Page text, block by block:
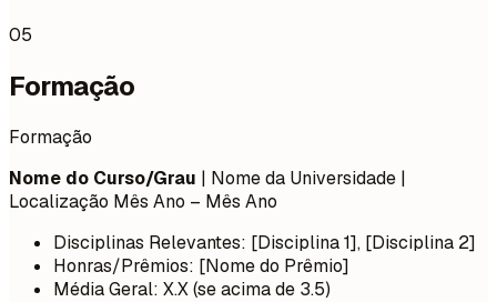
05
Formação
Formação
Nome do Curso/Grau | Nome da Universidade |
Localização Mês Ano – Mês Ano
Disciplinas Relevantes: [Disciplina 1], [Disciplina 2]
Honras/Prêmios: [Nome do Prêmio]
Média Geral: X.X (se acima de 3.5)